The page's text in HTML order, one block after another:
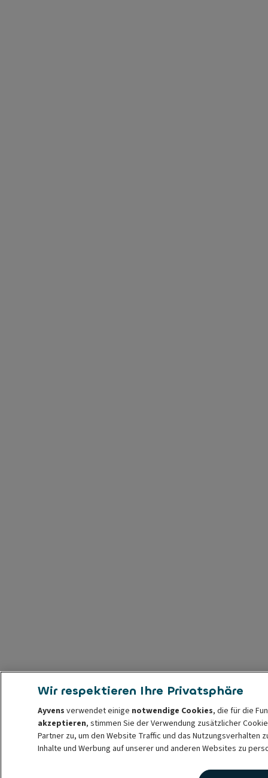
Wir respektieren Ihre Privatsphäre
Ayvens verwendet einige notwendige Cookies, die für die
akzeptieren, stimmen Sie der Verwendung zusätzlicher
Partner zu, um den Website Traffic und das
Inhalte und Werbung auf unserer und anderen Websites zu
jederzeit ändern oder